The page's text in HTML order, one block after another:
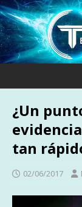
¿Un
tan
02/06/2017